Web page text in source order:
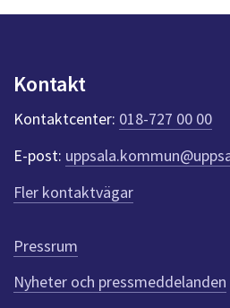
n
k
e
r
f
ö
r
e
n
n
a
Kontakt
Kontaktcenter: 018-727 00 00
E-post:
Fler kontaktvägar
Pressrum
Nyheter och pressmeddelanden